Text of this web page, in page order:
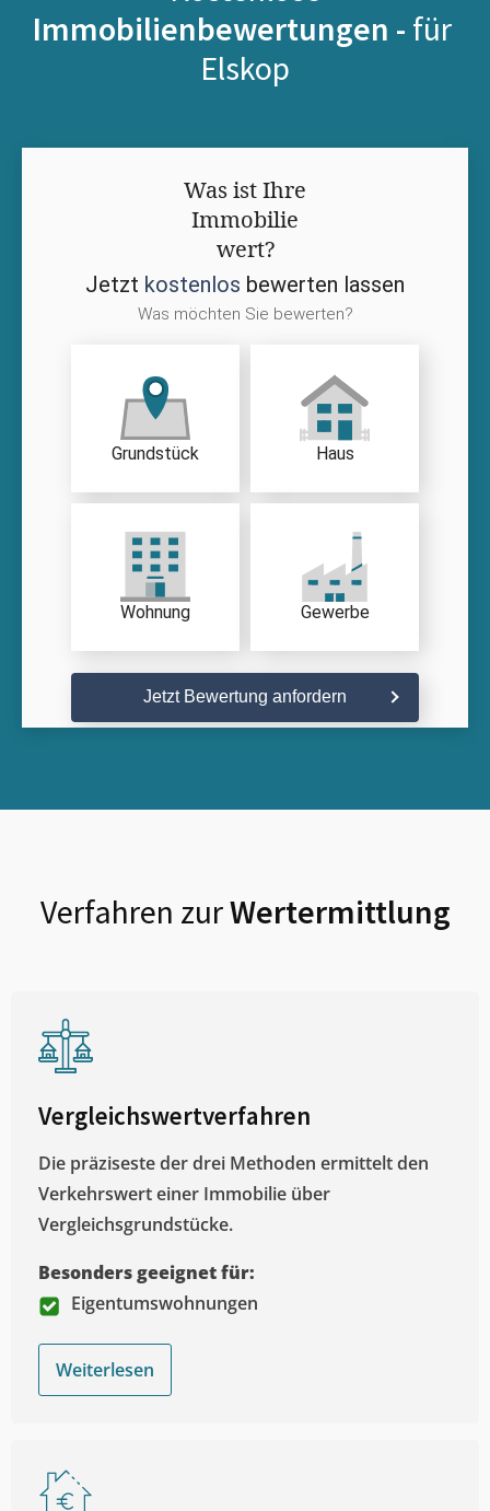
Immobilienbewertungen - für
Elskop
Was ist Ihre
Immobilie
wert?
Jetzt kostenlos bewerten lassen
Was möchten Sie bewerten?
Grundstück Haus
Wohnung Gewerbe
Jetzt Bewertung anfordern
Verfahren zurWertermittlung
Vergleichswertverfahren
Die präziseste der drei Methoden ermittelt den
Verkehrswert einer Immobilie über
Vergleichsgrundstücke.
Besonders geeignet für:
Eigentumswohnungen
Weiterlesen